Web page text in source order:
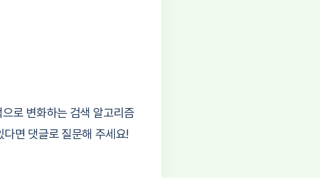
로 변화하는 검색 알고리즘
면 댓글로 질문해 주세요!